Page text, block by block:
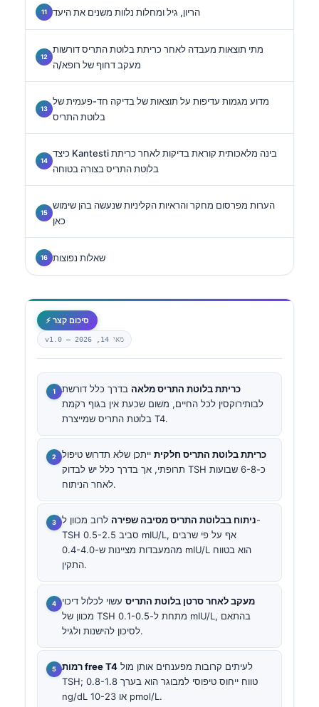
הריון, גיל ומחלות נלוות משנים את היעד
מתי תוצאות מעבדה לאחר כריתת בלוטת התריס דורשות
מעקב דחוף של רופא/ה
מדוע מגמות עדיפות על תוצאות של בדיקה חד-פעמית של
בלוטת התריס
כיצד Kantesti בינה מלאכותית קוראת בדיקות לאחר כריתת
בלוטת התריס בצורה בטוחה
הערות מפרסום מחקר והראיות הקליניות שנעשה בהן שימוש
כאן
שאלות נפוצות
⚡ סיכום קצר
v1.0 — מאי 14, 2026
כריתת בלוטת התריס מלאה בדרך כלל דורשת
לבותירוקסין לכל החיים, משום שכעת אין בגוף רקמת
בלוטת התריס שמייצרת T4.
כריתת בלוטת התריס חלקית ייתכן שלא תדרוש טיפול
תרופתי, אך בדרך כלל יש לבדוק TSH כ-6-8 שבועות
לאחר הניתוח.
ניתוח בבלוטת התריס מסיבה שפירה לרוב מכוון ל-
TSH סביב 0.5-2.5 mIU/L, אף על פי שרבים
מהמעבדות מציינות ש-0.4-4.0 mIU/L הוא בטווח
התקין.
מעקב לאחר סרטן בלוטת התריס עשוי לכלול דיכוי
מכוון של TSH מתחת ל-0.1-0.5 mIU/L, בהתאם
לסיכון להישנות ולגיל.
רמות free T4
TSH; טווח ייחוס טיפוסי למבוגר הוא בערך 0.8-1.8
ng/dL או 10-23 pmol/L.